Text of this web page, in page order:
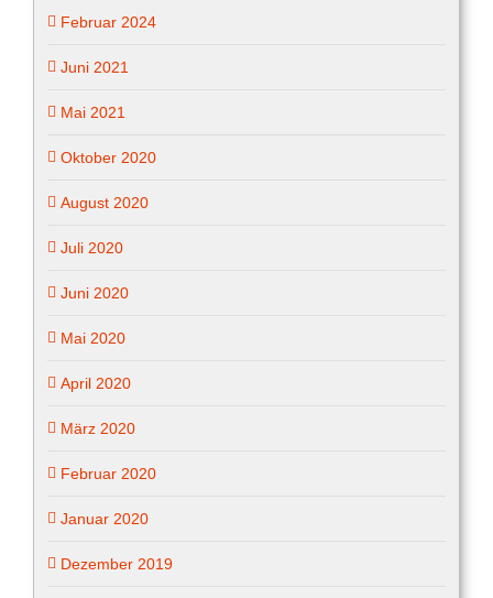
Februar 2024
Juni 2021
Mai 2021
Oktober 2020
August 2020
Juli 2020
Juni 2020
Mai 2020
April 2020
März 2020
Februar 2020
Januar 2020
Dezember 2019